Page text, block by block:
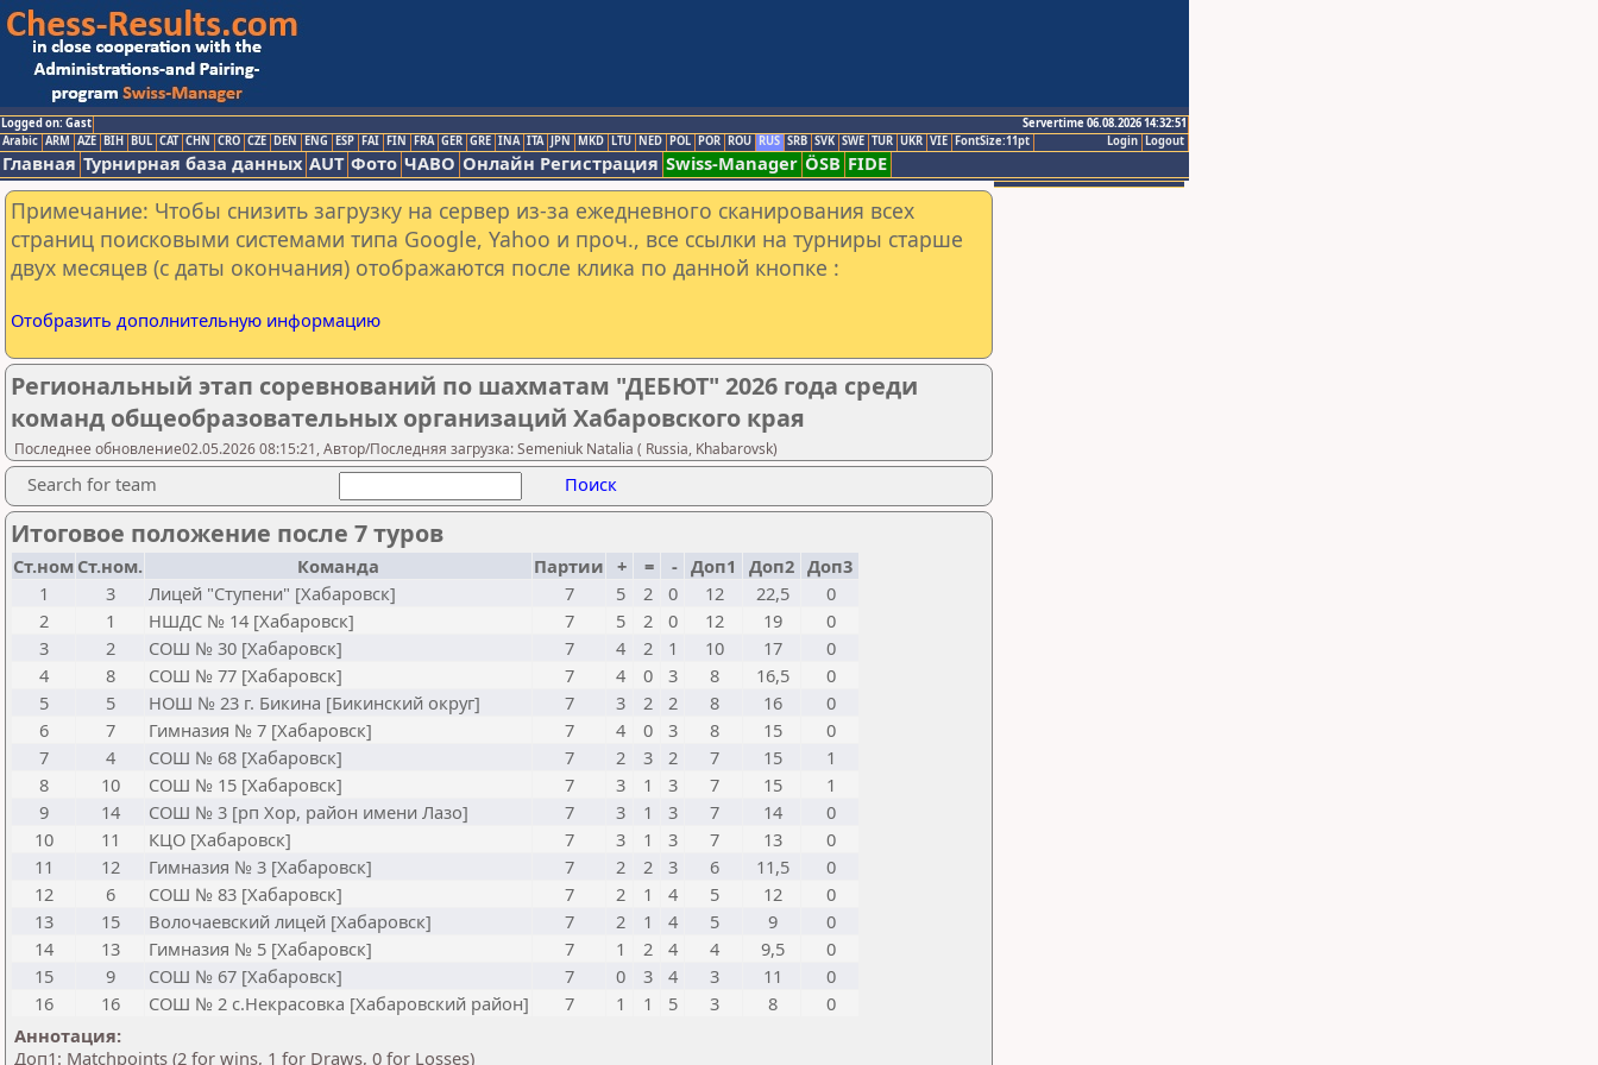
Logged on: Gast
Servertime 06.08.2026 14:32:51
Logout
Login
Arabic ARM AZE BIH BUL CAT CHN CRO CZE DEN ENG ESP FAI FIN FRA GER GRE INA ITA JPN MKD LTU NED POL POR ROU RUS SRB SVK SWE TUR UKR VIE FontSize:11pt
Главная Турнирная база данных AUT Фото ЧАВО Онлайн Регистрация Swiss-Manager ÖSB FIDE
Примечание: Чтобы снизить загрузку на сервер из-за ежедневного сканирования всех
страниц поисковыми системами типа Google, Yahoo и проч., все ссылки на турниры старше
двух месяцев (с даты окончания) отображаются после клика по данной кнопке :
Отобразить дополнительную информацию
Региональный этап соревнований по шахматам "ДЕБЮТ" 2026 года среди
команд общеобразовательных организаций Хабаровского края
Последнее обновление02.05.2026 08:15:21, Автор/Последняя загрузка: Semeniuk Natalia ( Russia, Khabarovsk)
Search for team Поиск
Итоговое положение после 7 туров
Ст.ном Ст.ном. Команда Партии + = - Доп1 Доп2 Доп3
1
3 Лицей "Ступени" [Хабаровск] 7 5 2 0 12 22,5
0
2
1 НШДС № 14 [Хабаровск] 7 5 2 0 12 19
0
3
2 СОШ № 30 [Хабаровск] 7 4 2 1 10 17
0
4
8 СОШ № 77 [Хабаровск] 7 4 0 3 8 16,5
0
5
5 НОШ № 23 г. Бикина [Бикинский округ] 7 3 2 2 8 16
0
6
7 Гимназия № 7 [Хабаровск] 7 4 0 3 8 15
0
7
4 СОШ № 68 [Хабаровск] 7 2 3 2 7 15
1
8
10 СОШ № 15 [Хабаровск] 7 3 1 3 7 15
1
9
14 СОШ № 3 [рп Хор, район имени Лазо] 7 3 1 3 7 14
0
10
11 КЦО [Хабаровск] 7 3 1 3 7 13
0
11
12 Гимназия № 3 [Хабаровск] 7 2 2 3 6 11,5
0
12
6 СОШ № 83 [Хабаровск] 7 2 1 4 5 12
0
13
15 Волочаевский лицей [Хабаровск] 7 2 1 4 5 9
0
14
13 Гимназия № 5 [Хабаровск] 7 1 2 4 4 9,5
0
15
9 СОШ № 67 [Хабаровск] 7 0 3 4 3 11
0
16
16 СОШ № 2 с.Некрасовка [Хабаровский район] 7 1 1 5 3 8
0
Аннотация:
Доп1: Matchpoints (2 for wins, 1 for Draws, 0 for Losses)